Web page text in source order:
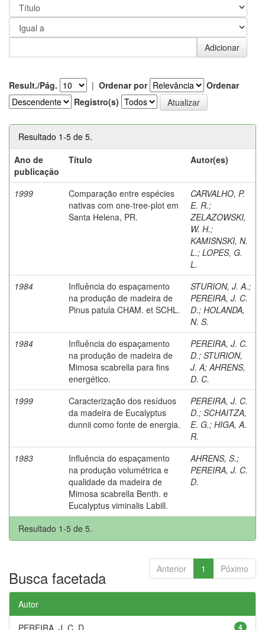
Result./Pág. | Ordenar por
Ordenar
Registro(s)
Resultado 1-5 de 5.
Ano de
publicação
Título Autor(es)
1999
Comparação entre espécies
nativas com one-tree-plot em
Santa Helena, PR.
CARVALHO, P.
E. R.;
ZELAZOWSKI,
W. H.;
KAMISNSKI, N.
L.; LOPES, G.
L.
1984
Influência do espaçamento
na produção de madeira de
Pinus patula CHAM. et SCHL.
STURION, J. A.;
PEREIRA, J. C.
D.; HOLANDA,
N. S.
1984
Influência do espaçamento
na produção de madeira de
Mimosa scabrella para fins
energético.
PEREIRA, J. C.
D.; STURION,
J. A; AHRENS,
D. C.
1999
Caracterização dos resíduos
da madeira de Eucalyptus
dunnii como fonte de energia.
PEREIRA, J. C.
D.; SCHAITZA,
E. G.; HIGA, A.
R.
1983
Influência do espaçamento
na produção volumétrica e
qualidade da madeira de
Mimosa scabrella Benth. e
Eucalyptus viminalis Labill.
AHRENS, S.;
PEREIRA, J. C.
D.
Resultado 1-5 de 5.
Anterior 1 Póximo
Busca facetada
Autor
4
PEREIRA, J. C. D.